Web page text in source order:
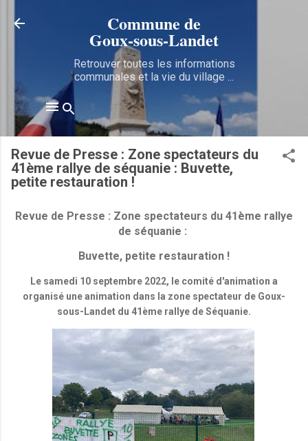
Accéder au contenu principal
Commune de
Goux‑sous‑Landet
Retrouver toutes les informations
communales et la vie du village ...
Revue de Presse : Zone spectateurs du
41ème rallye de séquanie : Buvette,
petite restauration !
Revue de Presse : Zone spectateurs du 41ème rallye
de séquanie :
Buvette, petite restauration !
Le samedi 10 septembre 2022, le comité d'animation a
organisé une animation dans la zone spectateur de Goux-
sous-Landet du 41ème rallye de Séquanie.